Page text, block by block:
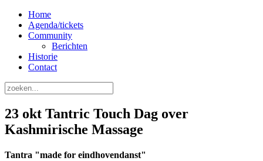
Home
Agenda/tickets
Community
Berichten
Historie
Contact
23 okt Tantric Touch Dag over
Kashmirische Massage
Tantra "made for eindhovendanst"